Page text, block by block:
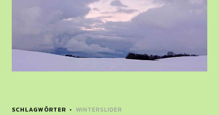
SCHLAGWÖRTER WINTERSLIDER